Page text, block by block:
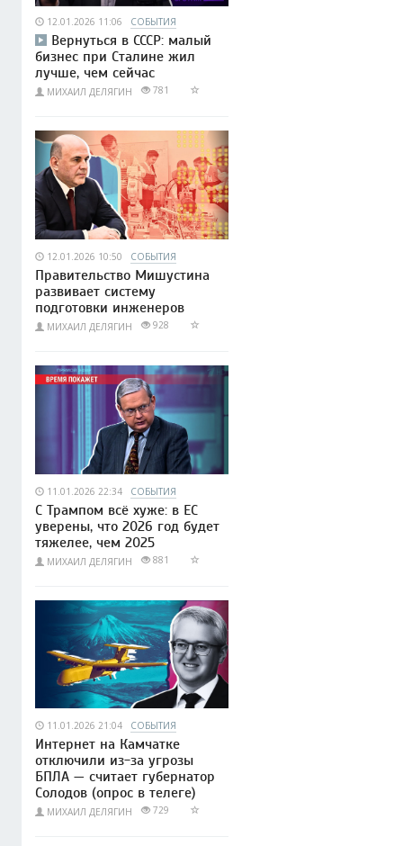
12.01.2026 11:06 СОБЫТИЯ
Вернуться в СССР: малый
бизнес при Сталине жил
лучше, чем сейчас
МИХАИЛ ДЕЛЯГИН 781
12.01.2026 10:50 СОБЫТИЯ
Правительство Мишустина
развивает систему
подготовки инженеров
МИХАИЛ ДЕЛЯГИН 928
11.01.2026 22:34 СОБЫТИЯ
С Трампом всё хуже: в ЕС
уверены, что 2026 год будет
тяжелее, чем 2025
МИХАИЛ ДЕЛЯГИН 881
11.01.2026 21:04 СОБЫТИЯ
Интернет на Камчатке
отключили из-за угрозы
БПЛА — считает губернатор
Солодов (опрос в телеге)
МИХАИЛ ДЕЛЯГИН 729